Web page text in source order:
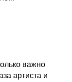
важно
артиста и